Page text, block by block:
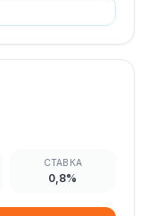
СТАВКА
0,8%